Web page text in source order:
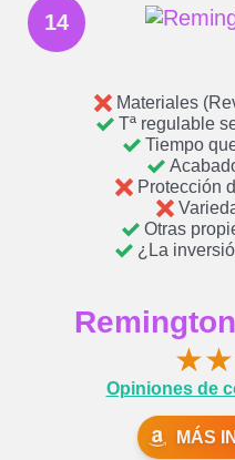
14
Materiales
Tª regulable
Tiempo
Protección
Otras
¿La
★★
Opiniones de
MÁS